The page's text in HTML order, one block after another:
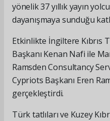
yönelik 37 yıllık yayın
dayanışmaya sunduğu
Etkinlikte İngiltere Kıbrıs
Başkanı Kenan Nafi ile
Ramsden Consultancy
Cypriots Başkanı Eren
gerçekleştirdi.
Türk tatlıları ve Kuzey